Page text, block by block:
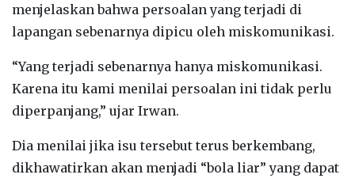
menjelaskan bahwa persoalan yang terjadi di
lapangan sebenarnya dipicu oleh miskomunikasi.
“Yang terjadi sebenarnya hanya miskomunikasi.
Karena itu kami menilai persoalan ini tidak perlu
diperpanjang,” ujar Irwan.
Dia menilai jika isu tersebut terus berkembang,
dikhawatirkan akan menjadi “bola liar” yang dapat